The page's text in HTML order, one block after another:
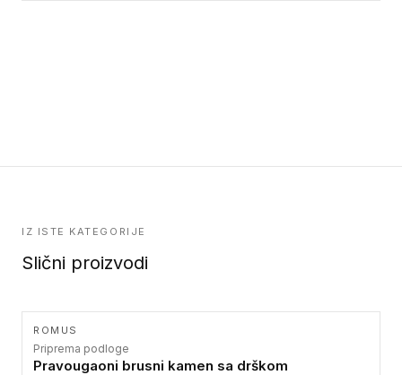
IZ ISTE KATEGORIJE
Slični proizvodi
ROMUS
Priprema podloge
Pravougaoni brusni kamen sa drškom